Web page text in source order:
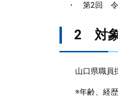
・ 第2回 令
2 対
山口県職員採
※年齢、経歴